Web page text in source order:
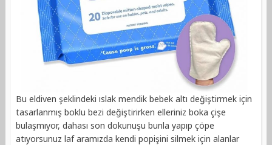
Bu eldiven şeklindeki ıslak mendik bebek altı değiştirmek için
tasarlanmış boklu bezi değiştirirken elleriniz boka çişe
bulaşmıyor, dahası son dokunuşu bunla yapıp çöpe
atıyorsunuz laf aramızda kendi popişini silmek için alanlar